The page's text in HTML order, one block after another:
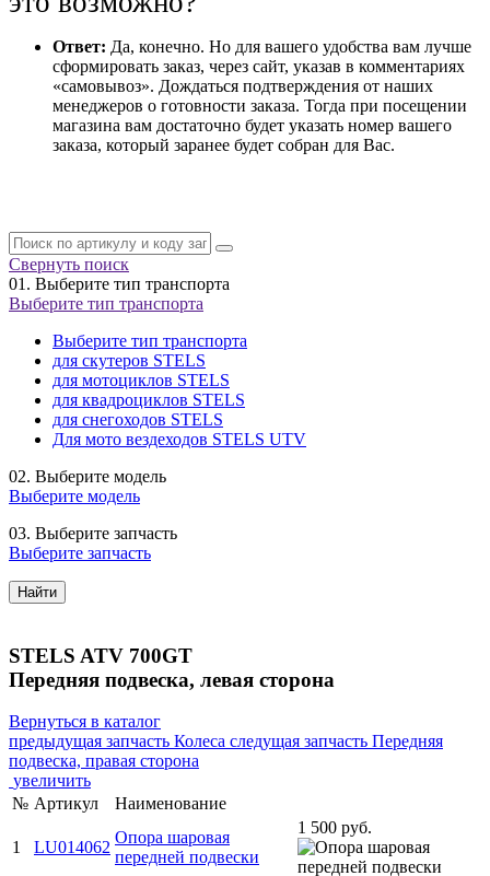
Ответ: Да, конечно. Но для вашего удобства вам лучше
сформировать заказ, через сайт, указав в комментариях
«самовывоз». Дождаться подтверждения от наших
менеджеров о готовности заказа. Тогда при посещении
магазина вам достаточно будет указать номер вашего
заказа, который заранее будет собран для Вас.
Свернуть поиск
01. Выберите тип транспорта
Выберите тип транспорта
Выберите тип транспорта
для скутеров STELS
для мотоциклов STELS
для квадроциклов STELS
для снегоходов STELS
Для мото вездеходов STELS UTV
02. Выберите модель
Выберите модель
03. Выберите запчасть
Выберите запчасть
Найти
STELS ATV 700GT
Передняя подвеска, левая сторона
Вернуться в каталог
предыдущая запчасть Колеса следущая запчасть Передняя
подвеска, правая сторона
увеличить
№ Артикул Наименование
1 LU014062
Опора шаровая
передней подвески
1 500 руб.